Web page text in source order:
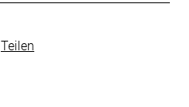
Teilen